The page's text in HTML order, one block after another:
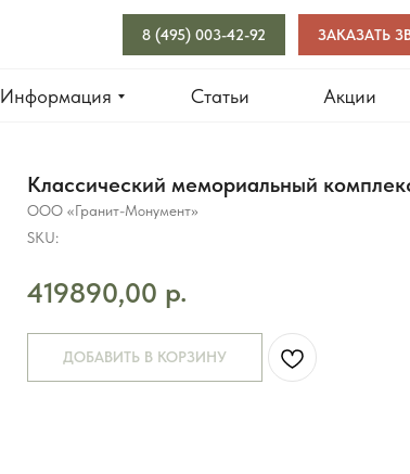
Акции
Статьи
Информация
8 (495) 003-42-92 ЗАКАЗАТЬ
Классический мемориальный
ООО «Гранит-Монумент»
SKU:
419890,00 р.
ДОБАВИТЬ В КОРЗИНУ